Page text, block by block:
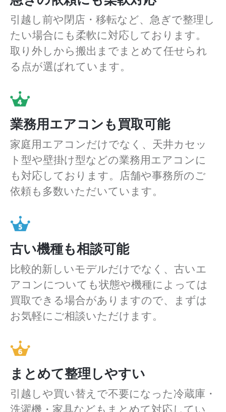
引越し前や閉店・移転など、急ぎで整理し
たい場合にも柔軟に対応しております。
取り外しから搬出までまとめて任せられ
る点が選ばれています。
業務用エアコンも買取可能
家庭用エアコンだけでなく、天井カセッ
ト型や壁掛け型などの業務用エアコンに
も対応しております。店舗や事務所のご
依頼も多数いただいています。
古い機種も相談可能
比較的新しいモデルだけでなく、古いエ
アコンについても状態や機種によっては
買取できる場合がありますので、まずは
お気軽にご相談いただけます。
まとめて整理しやすい
引越しや買い替えで不要になった冷蔵庫・
洗濯機・家具などもまとめて対応してい